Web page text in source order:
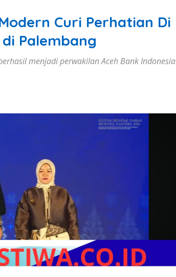
Curi Perhatian Di
Palembang
menjadi perwakilan Aceh Bank Indonesia